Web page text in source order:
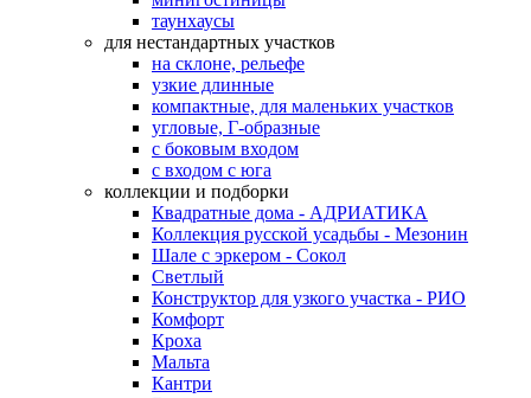
таунхаусы
для нестандартных участков
на склоне, рельефе
узкие длинные
компактные, для маленьких участков
угловые, Г-образные
с боковым входом
с входом с юга
коллекции и подборки
Квадратные дома - АДРИАТИКА
Коллекция русской усадьбы - Мезонин
Шале с эркером - Сокол
Светлый
Конструктор для узкого участка - РИО
Комфорт
Кроха
Мальта
Кантри